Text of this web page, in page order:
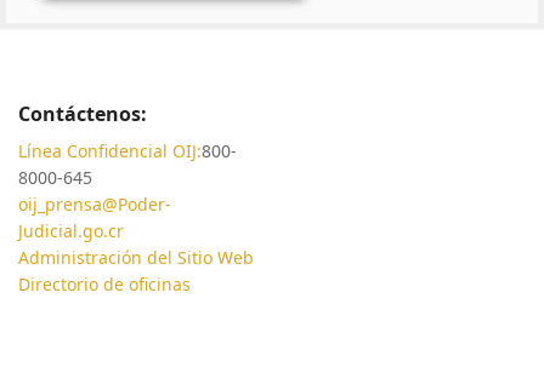
Contáctenos:
Línea Confidencial OIJ:800-
8000-645
oij_prensa@Poder-
Judicial.go.cr
Administración del Sitio Web
Directorio de oficinas